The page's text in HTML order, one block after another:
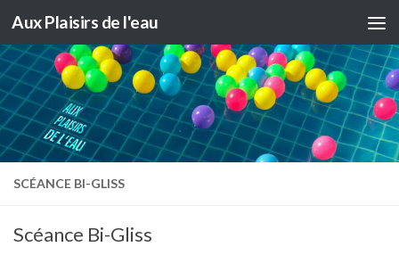
Skip to content
Aux Plaisirs de l'eau
SCÉANCE BI-GLISS
Scéance Bi-Gliss